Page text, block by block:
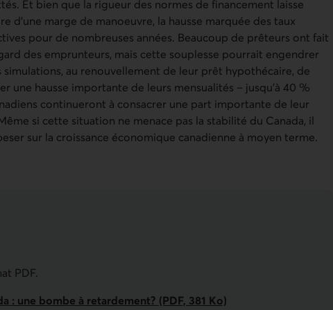
Et bien que la rigueur des normes de financement laisse
d’une marge de manoeuvre, la hausse marquée des taux
pour de nombreuses années. Beaucoup de prêteurs ont fait
des emprunteurs, mais cette souplesse pourrait engendrer
simulations, au renouvellement de leur prêt hypothécaire, de
une hausse importante de leurs mensualités – jusqu’à 40 %
continueront à consacrer une part importante de leur
si cette situation ne menace pas la stabilité du Canada, il
sur la croissance économique canadienne à moyen terme.
de la semaine du 18 au 22 juillet 2022
PDF.
: une bombe à retardement? (PDF, 381 Ko)